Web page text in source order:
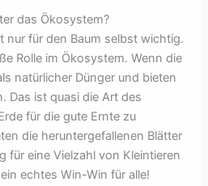
das Ökosystem?
nur für den Baum selbst wichtig.
Rolle im Ökosystem. Wenn die
natürlicher Dünger und bieten
Das ist quasi die Art des
für die gute Ernte zu
die heruntergefallenen Blätter
für eine Vielzahl von Kleintieren
echtes Win-Win für alle!